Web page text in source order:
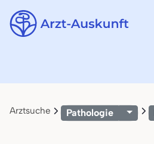
Arztsuche Pathologie